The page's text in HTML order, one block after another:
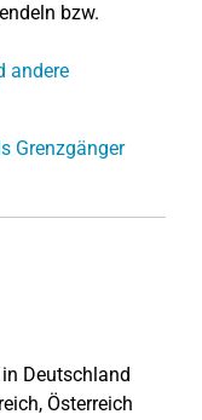
bzw.
andere
Grenzgänger
in Deutschland
Österreich